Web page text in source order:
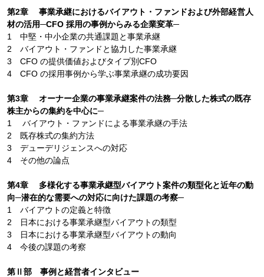
第2章 事業承継におけるバイアウト・ファンドおよび外部経営人
材の活用─CFO 採用の事例からみる企業変革─
1 中堅・中小企業の共通課題と事業承継
2 バイアウト・ファンドと協力した事業承継
3 CFO の提供価値およびタイプ別CFO
4 CFO の採用事例から学ぶ事業承継の成功要因
第3章 オーナー企業の事業承継案件の法務─分散した株式の既存
株主からの集約を中心に─
1 バイアウト・ファンドによる事業承継の手法
2 既存株式の集約方法
3 デューデリジェンスへの対応
4 その他の論点
第4章 多様化する事業承継型バイアウト案件の類型化と近年の動
向─潜在的な需要への対応に向けた課題の考察─
1 バイアウトの定義と特徴
2 日本における事業承継型バイアウトの類型
3 日本における事業承継型バイアウトの動向
4 今後の課題の考察
第Ⅱ部 事例と経営者インタビュー